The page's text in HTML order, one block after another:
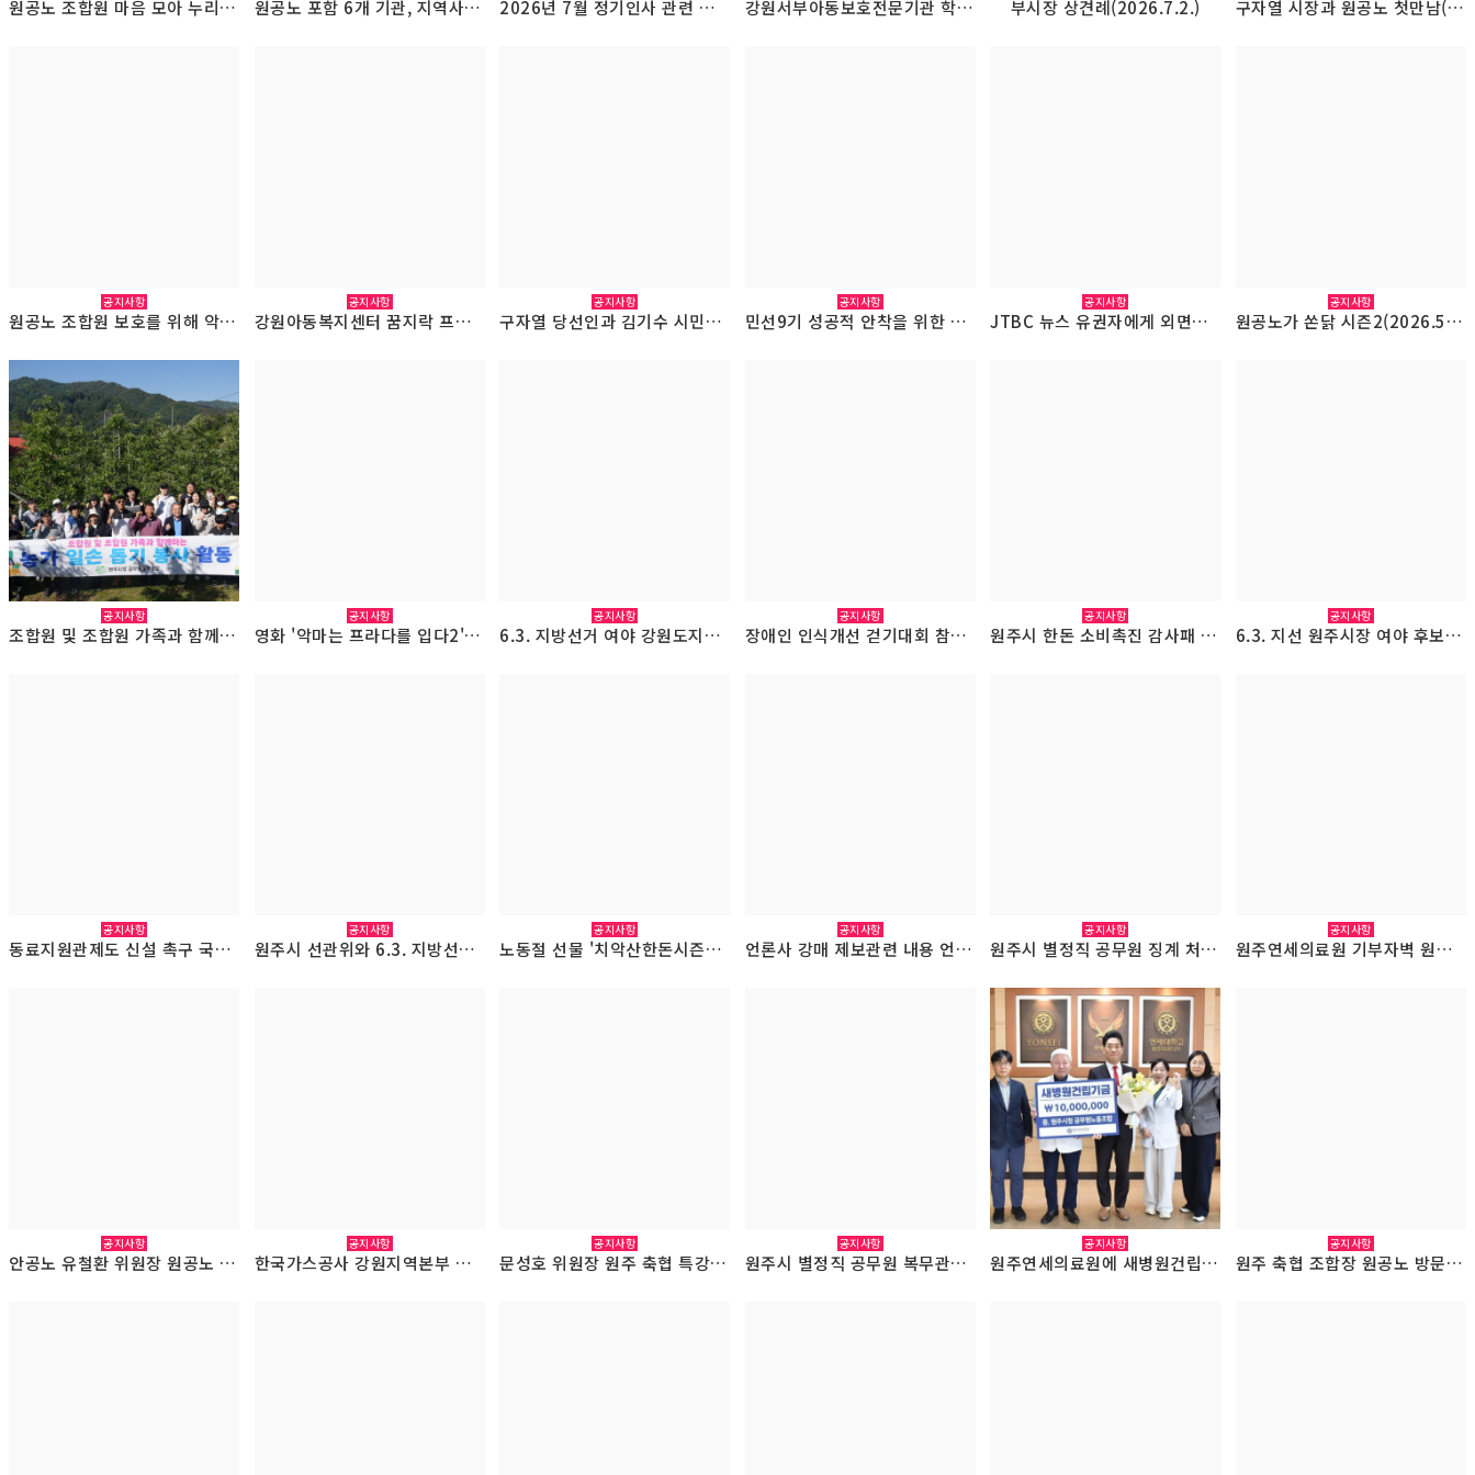
원공노 조합원 마음 모아 누리야간학교 후원금 전달(2026.8.4.) 원공노 포함 6개 기관, 지역사회 상생발전 위한 업무협약식(2026.7.29.) 2026년 7월 정기인사 관련 원주시장 면담 결과 보고 강원서부아동보호전문기관 학대피해아동 후원식(2026.7.6.) 부시장 상견례(2026.7.2.) 구자열 시장과 원공노 첫만남(2026.7.1.)
공지사항
원공노 조합원 보호를 위해 악성민원인 고발장 접수(2026.6.19.)
공지사항
강원아동복지센터 꿈지락 프로젝트 선포식(2026.6.15.)
공지사항
구자열 당선인과 김기수 시민주권시대 준비위원장에게 원공노 요구사항 전달(2026.6.9.)
공지사항
민선9기 성공적 안착을 위한 원공노 기자회견(2026.6.8.)
공지사항
JTBC 뉴스 유권자에게 외면당하는 선거공보물(2026.5.30.)
공지사항
원공노가 쏜닭 시즌2(2026.5.18~5.19)
공지사항
조합원 및 조합원 가족과 함께한 농촌 봉사활동(사과 적과) 2026.5.9.
공지사항
영화 '악마는 프라다를 입다2' 조합원과 함께하는 단체 영화 관람(2026.4.29.)
공지사항
6.3. 지방선거 여야 강원도지사 후보 원공노 정책질의서 전달(2026.4.29.)
공지사항
장애인 인식개선 걷기대회 참석(2026.4.20.)
공지사항
원주시 한돈 소비촉진 감사패 수여식(2026.4.15.)
공지사항
6.3. 지선 원주시장 여야 후보에게 정책질의서 전달(2026.4.15.)
공지사항
동료지원관제도 신설 촉구 국회기자회견 및 입법 활동(2026.4.13.)
공지사항
원주시 선관위와 6.3. 지방선거관련 업무협의(2026.3.30.)
공지사항
노동절 선물 '치악산한돈시즌5' 지급(2025.3.27.)
공지사항
언론사 강매 제보관련 내용 언론사에 주의 공문 우편 발송(2026.3.24.)
공지사항
원주시 별정직 공무원 징계 처분 및 의원면직관련 적정성 관련 감사요구서(수신 행안부 윤호중 장관)
공지사항
원주연세의료원 기부자벽 원공노 현판 부착(2026.3.11.)
공지사항
안공노 유철환 위원장 원공노 방문(2026.3.10.)
공지사항
한국가스공사 강원지역본부 김기범 부문장 원공노 방문(2026.3.5.)
공지사항
문성호 위원장 원주 축협 특강 성료(2026.3.3)
공지사항
원주시 별정직 공무원 복무관리 특혜 의혹 관련 진정서 접수(2026.2.26.)
공지사항
원주연세의료원에 새병원건립기금 천만원 기부금 전달식(2026.2.25.)
공지사항
원주 축협 조합장 원공노 방문(2026.1.30.)